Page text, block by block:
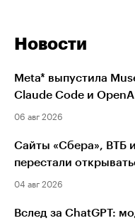
Новости
Meta* выпустила
Claude Code и
06 авг 2026
Сайты «Сбера», ВТБ
перестали
04 авг 2026
Вслед за ChatGPT: